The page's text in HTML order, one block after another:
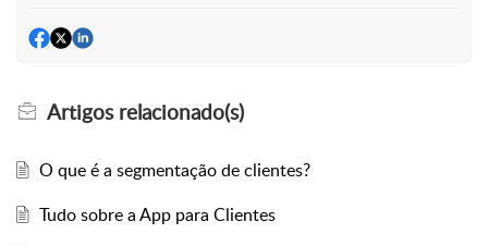
Artigosrelacionado(s)
O que é a segmentação de clientes?
Tudo sobre a App para Clientes